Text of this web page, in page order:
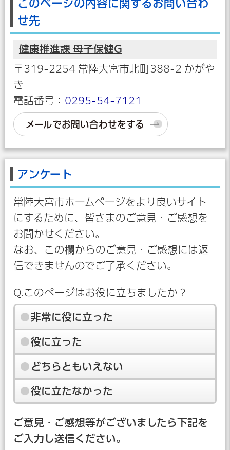
このページの内容に関するお問い合わ
せ先
健康推進課 母子保健G
〒319-2254 常陸大宮市北町388-2 かがや
き
電話番号： 0295-54-7121
メールでお問い合わせをする
アンケート
常陸大宮市ホームページをより良いサイト
にするために、皆さまのご意見・ご感想を
お聞かせください。
なお、この欄からのご意見・ご感想には返
信できませんのでご了承ください。
Q.このページはお役に立ちましたか？
非常に役に立った
役に立った
どちらともいえない
役に立たなかった
ご意見・ご感想等がございましたら下記を
ご入力し送信ください。